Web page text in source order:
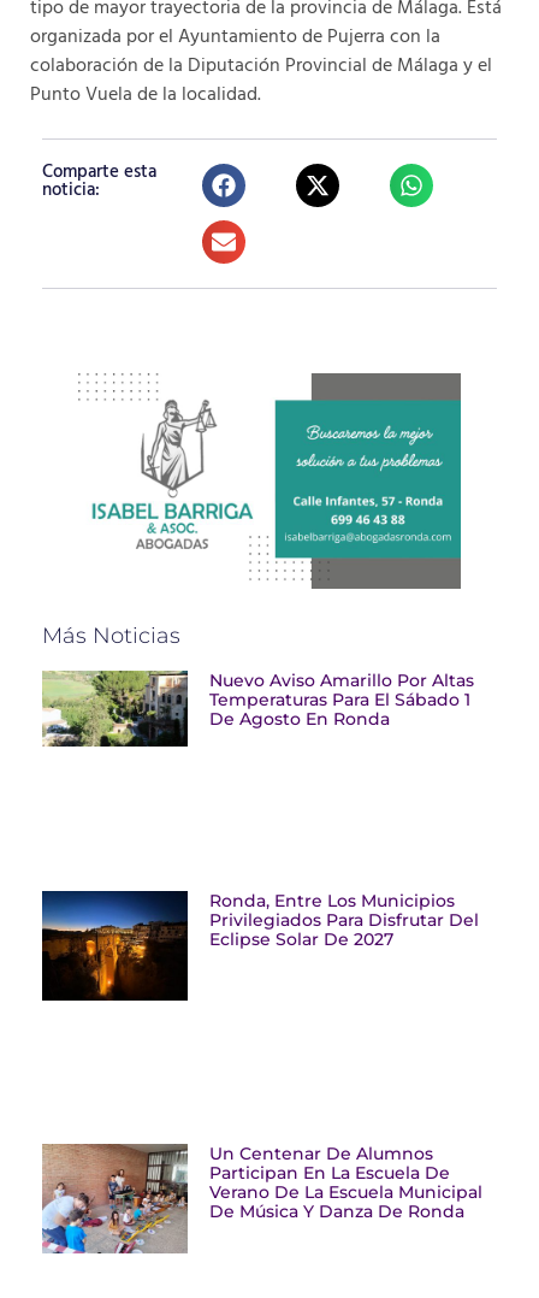
tipo de mayor trayectoria de la provincia de Málaga. Está
organizada por el Ayuntamiento de Pujerra con la
colaboración de la Diputación Provincial de Málaga y el
Punto Vuela de la localidad.
Comparte esta
noticia:
Más Noticias
Nuevo Aviso Amarillo Por Altas
Temperaturas Para El Sábado 1
De Agosto En Ronda
Ronda, Entre Los Municipios
Privilegiados Para Disfrutar Del
Eclipse Solar De 2027
Un Centenar De Alumnos
Participan En La Escuela De
Verano De La Escuela Municipal
De Música Y Danza De Ronda